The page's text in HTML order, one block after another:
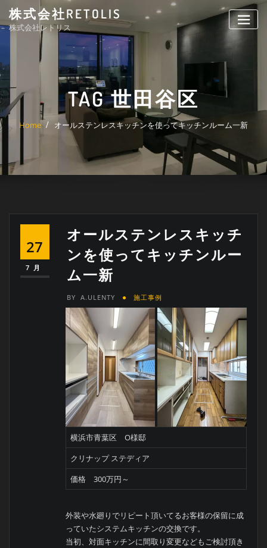
Skip
content
株式会社RETOLIS
株式会社レトリス
TAG 世田谷区
Home オールステンレスキッチンを使ってキッチンルーム一新
27
7月
オールステンレスキッチ
ンを使ってキッチンルー
ム一新
BY A.ULENTY 施工事例
横浜市青葉区 O様邸
クリナップ ステディア
価格 300万円～
外装や水廻りでリピート頂いてるお客様の保留に成
っていたシステムキッチンの交換です。
当初、対面キッチンに間取り変更などもご検討頂き